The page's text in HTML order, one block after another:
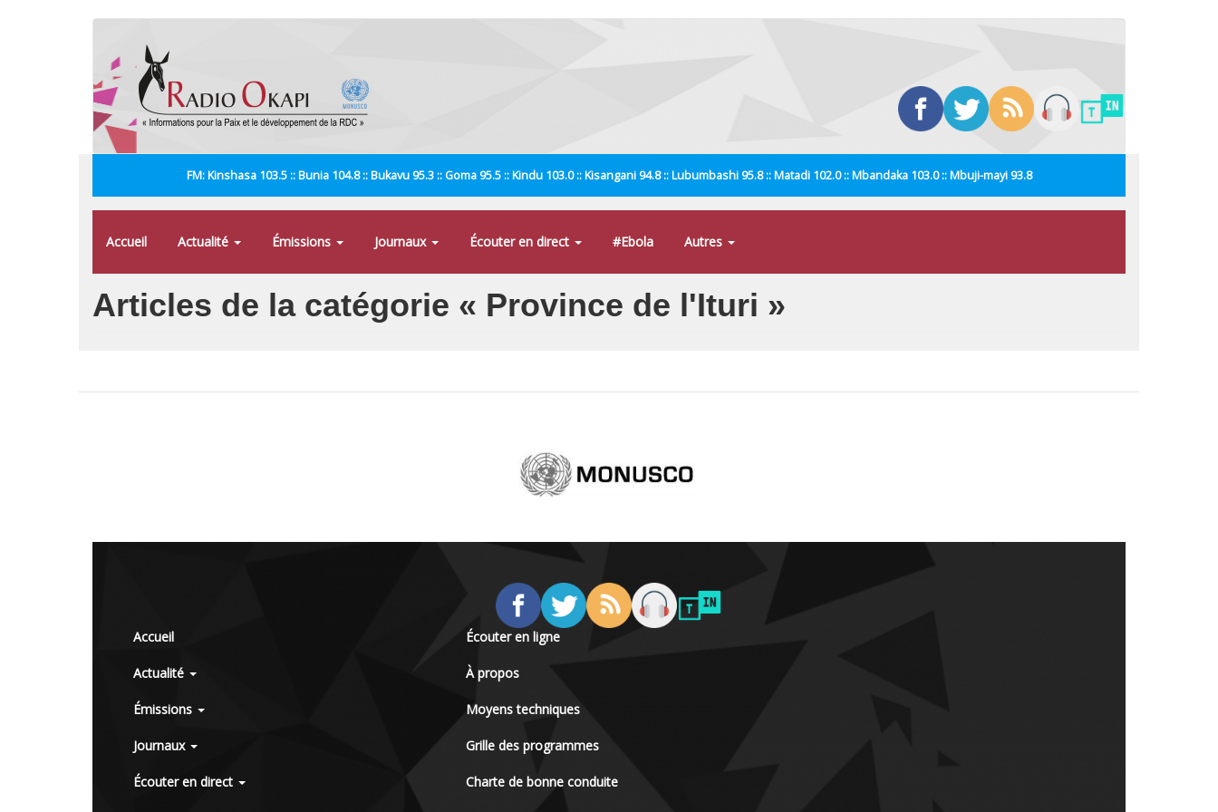
FM: Kinshasa 103.5 :: Bunia 104.8 :: Bukavu 95.3 :: Goma 95.5 :: Kindu 103.0 :: Kisangani 94.8 :: Lubumbashi 95.8 :: Matadi 102.0 :: Mbandaka 103.0 :: Mbuji-mayi 93.8
Accueil Actualité Émissions Journaux Écouter en direct #Ebola Autres
Articles de la catégorie « Province de l'Ituri »
Accueil
Actualité
Émissions
Journaux
Écouter en direct
Écouter en ligne
À propos
Moyens techniques
Grille des programmes
Charte de bonne conduite